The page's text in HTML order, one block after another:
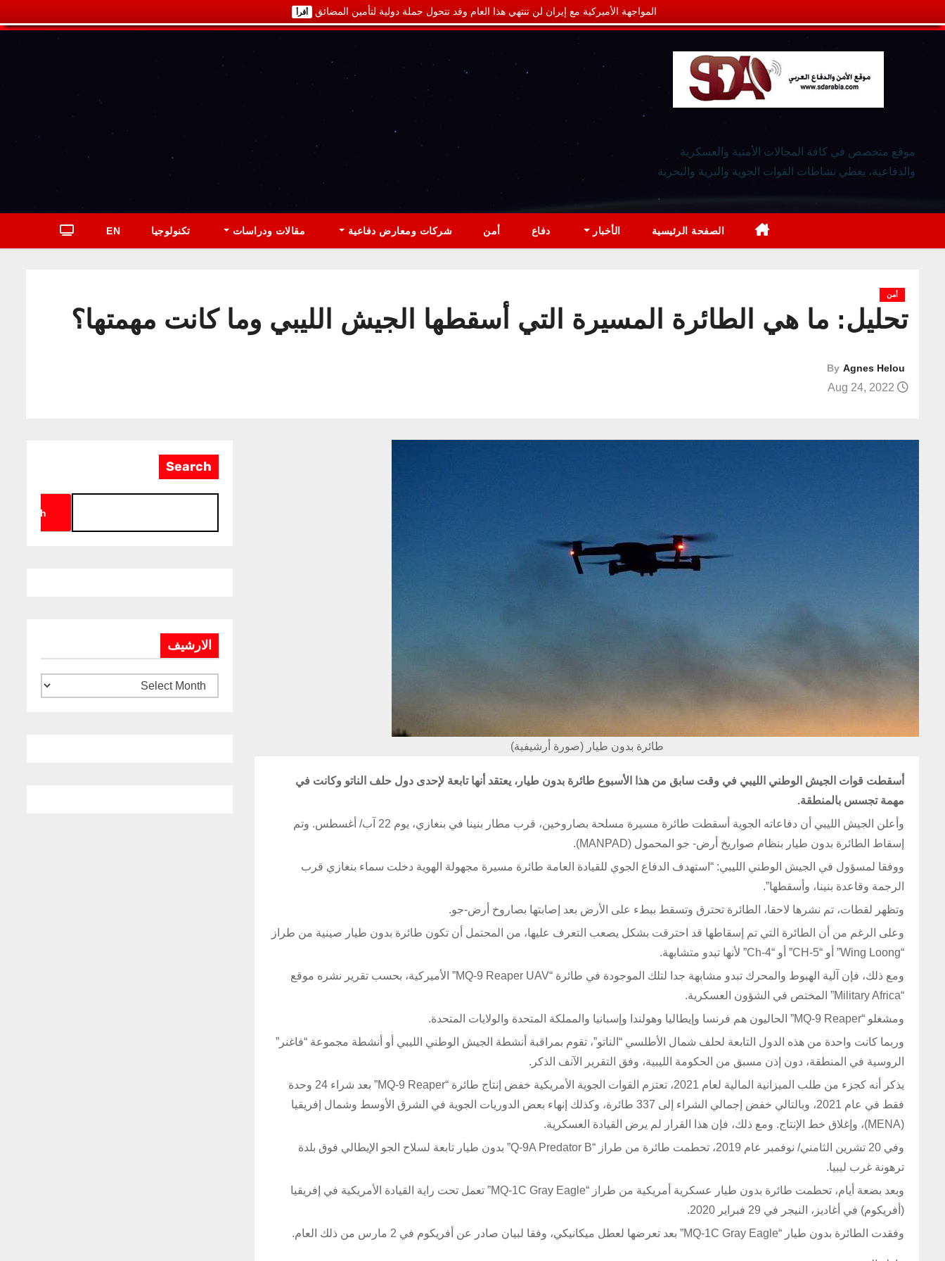
المواجهة الأميركية مع إيران لن تنتهي هذا العام وقد تتحول حملة دولية لتأمين المضائق أقرأ
موقع متخصص في كافة المجالات الأمنية والعسكرية
والدفاعية، يغطي نشاطات القوات الجوية والبرية والبحرية
الصفحة الرئيسية الأخبار دفاع أمن شركات ومعارض دفاعية مقالات ودراسات تكنولوجيا EN
أمن
تحليل: ما هي الطائرة المسيرة التي أسقطها الجيش الليبي وما كانت مهمتها؟
By Agnes Helou
طائرة بدون طيار (صورة أرشيفية)
أسقطت قوات الجيش الوطني الليبي في وقت سابق من هذا الأسبوع طائرة بدون طيار، يعتقد أنها تابعة لإحدى دول حلف الناتو وكانت في
مهمة تجسس بالمنطقة.
وأعلن الجيش الليبي أن دفاعاته الجوية أسقطت طائرة مسيرة مسلحة بصاروخين، قرب مطار بنينا في بنغازي، يوم 22 آب/ أغسطس. وتم
إسقاط الطائرة بدون طيار بنظام صواريخ أرض- جو المحمول (MANPAD).
ووفقا لمسؤول في الجيش الوطني الليبي: “استهدف الدفاع الجوي للقيادة العامة طائرة مسيرة مجهولة الهوية دخلت سماء بنغازي قرب
الرجمة وقاعدة بنينا، وأسقطها”.
وتظهر لقطات، تم نشرها لاحقا، الطائرة تحترق وتسقط ببطء على الأرض بعد إصابتها بصاروخ أرض-جو.
وعلى الرغم من أن الطائرة التي تم إسقاطها قد احترقت بشكل يصعب التعرف عليها، من المحتمل أن تكون طائرة بدون طيار صينية من طراز
“Wing Loong” أو “CH-5” أو “Ch-4” لأنها تبدو متشابهة.
ومع ذلك، فإن آلية الهبوط والمحرك تبدو مشابهة جدا لتلك الموجودة في طائرة “MQ-9 Reaper UAV” الأميركية، بحسب تقرير نشره موقع
“Military Africa” المختص في الشؤون العسكرية.
ومشغلو “MQ-9 Reaper” الحاليون هم فرنسا وإيطاليا وهولندا وإسبانيا والمملكة المتحدة والولايات المتحدة.
وربما كانت واحدة من هذه الدول التابعة لحلف شمال الأطلسي “الناتو”، تقوم بمراقبة أنشطة الجيش الوطني الليبي أو أنشطة مجموعة “فاغنر”
الروسية في المنطقة، دون إذن مسبق من الحكومة الليبية، وفق التقرير الآنف الذكر.
يذكر أنه كجزء من طلب الميزانية المالية لعام 2021، تعتزم القوات الجوية الأمريكية خفض إنتاج طائرة “MQ-9 Reaper” بعد شراء 24 وحدة
فقط في عام 2021، وبالتالي خفض إجمالي الشراء إلى 337 طائرة، وكذلك إنهاء بعض الدوريات الجوية في الشرق الأوسط وشمال إفريقيا
(MENA)، وإغلاق خط الإنتاج. ومع ذلك، فإن هذا القرار لم يرض القيادة العسكرية.
وفي 20 تشرين الثامني/ نوفمبر عام 2019، تحطمت طائرة من طراز “Q-9A Predator B” بدون طيار تابعة لسلاح الجو الإيطالي فوق بلدة
ترهونة غرب ليبيا.
وبعد بضعة أيام، تحطمت طائرة بدون طيار عسكرية أمريكية من طراز “MQ-1C Gray Eagle” تعمل تحت راية القيادة الأمريكية في إفريقيا
(أفريكوم) في أغاديز، النيجر في 29 فبراير 2020.
وفقدت الطائرة بدون طيار “MQ-1C Gray Eagle” بعد تعرضها لعطل ميكانيكي، وفقا لبيان صادر عن أفريكوم في 2 مارس من ذلك العام.
Search
Search
الارشيف